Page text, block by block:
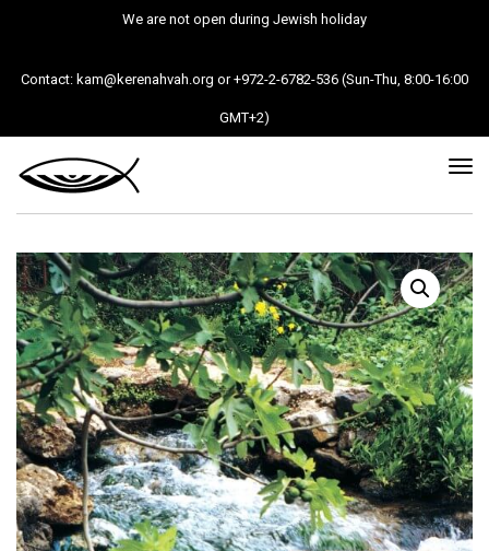
We are not open during Jewish holiday
Contact: kam@kerenahvah.org or +972-2-6782-536 (Sun-Thu, 8:00-16:00
GMT+2)